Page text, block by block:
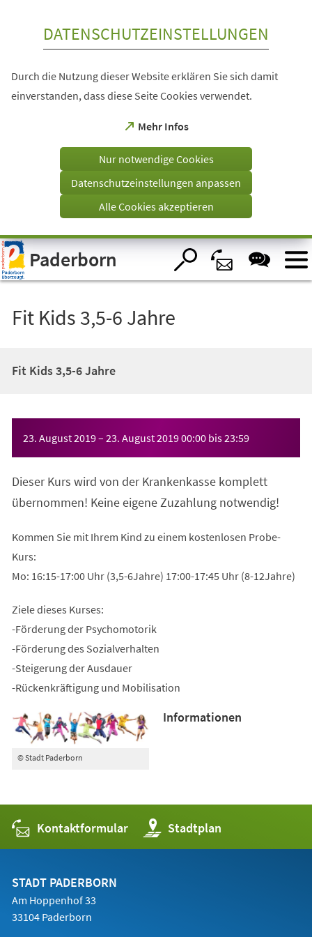
Visuelle
Assistenzsoftware
öffnen.
DATENSCHUTZEINSTELLUNGEN
Durch die Nutzung dieser Website erklären Sie sich damit
einverstanden, dass diese Seite Cookies verwendet.
Mehr Infos
(Öffnet
einem
Tab)
Nur notwendige Cookies
Datenschutzeinstellungen anpassen
Alle Cookies akzeptieren
Paderborn
Fit Kids 3,5-6 Jahre
Fit Kids 3,5-6 Jahre
23. August 2019– 23. August 201900:00 bis23:59
Dieser Kurs wird von der Krankenkasse komplett
übernommen! Keine eigene Zuzahlung notwendig!
Kommen Sie mit Ihrem Kind zu einem kostenlosen Probe-
Kurs:
Mo: 16:15-17:00 Uhr (3,5-6Jahre) 17:00-17:45 Uhr (8-12Jahre)
Ziele dieses Kurses:
-Förderung der Psychomotorik
-Förderung des Sozialverhalten
-Steigerung der Ausdauer
-Rückenkräftigung und Mobilisation
© Stadt Paderborn
Informationen
Kontaktformular Stadtplan
(Öffnet
in
einem
STADT PADERBORN
Am Hoppenhof 33
33104 Paderborn